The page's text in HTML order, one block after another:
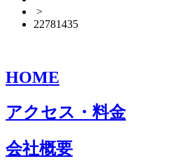
>
22781435
HOME
アクセス・料金
会社概要